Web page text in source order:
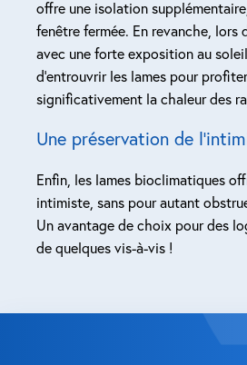
offre une isolation
fenêtre fermée. En revanche, lors
avec une forte exposition au
d’entrouvrir les lames pour
significativement la chaleur des
Une préservation de
Enfin, les lames bioclimatiques
intimiste, sans pour autant
Un avantage de choix pour des
de quelques vis-à-vis !